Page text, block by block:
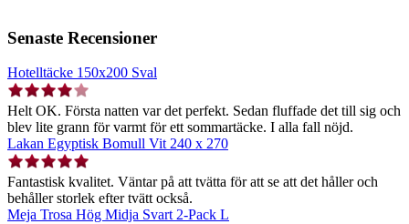
Senaste Recensioner
Hotelltäcke 150x200 Sval
Helt OK. Första natten var det perfekt. Sedan fluffade det till sig och
blev lite grann för varmt för ett sommartäcke. I alla fall nöjd.
Lakan Egyptisk Bomull Vit 240 x 270
Fantastisk kvalitet. Väntar på att tvätta för att se att det håller och
behåller storlek efter tvätt också.
Meja Trosa Hög Midja Svart 2-Pack L